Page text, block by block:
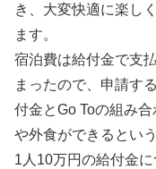
き、大変快適に楽し
ます。
宿泊費は給付金で支
まったので、申請す
付金とGo Toの組み
や外食ができるとい
1人10万円の給付金